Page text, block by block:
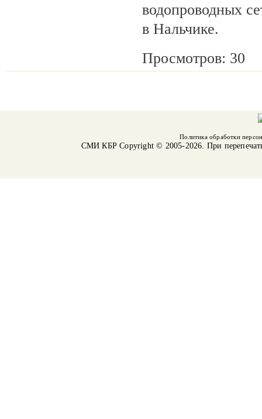
водопроводных
в Нальчике.
Просмотров: 30
Политика обработки
СМИ КБРCopyright © 2005-2026. При